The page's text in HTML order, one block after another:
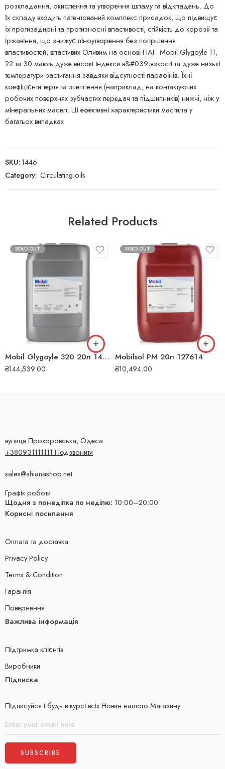
розкладання, окислення та утворення шламу та відкладень. До
їх складу входить патентований комплекс присадок, що підвищує
їх протизадирні та протизносні властивості, стійкість до корозії та
іржавіння, що знижує піноутворення без погіршення
властивостей, властивих Оливим на основі ПАГ. Mobil Glygoyle 11,
22 та 30 мають дуже високі індекси в&#039;язкості та дуже низькі
температури застигання завдяки відсутності парафінів. Їхні
коефіцієнти тертя та зчеплення (наприклад, на контактуючих
робочих поверхнях зубчастих передач та підшипників) нижчі, ніж у
мінеральних масел. Ці ефективні характеристики мастила у
багатьох випадках
SKU:1446
Category: Circulating oils
Related Products
SOLD OUT
Mobil Glygoyle 320 20л 148818
₴144,539.00
SOLD OUT
Mobilsol PM 20л 127614
₴10,494.00
вулиця Прохоровська, Одеса
+380931111111 Подзвонити
sales@shianashop.net
Графік роботи
Щодня з понеділка по неділю: 10:00–20:00
Корисні посилання
Оплата та доставка
Privacy Policy
Terms & Condition
Гарантія
Повернення
Важлива інформація
Підтримка клієнтів
Виробники
Підписка
Підписуйся і будь в курсі всіх Новин нашого Магазину